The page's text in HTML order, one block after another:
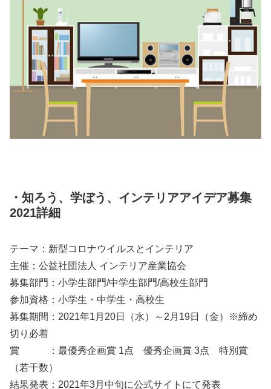
・知ろう、学ぼう、インテリアアイデア募集
2021詳細
テーマ：新型コロナウイルスとインテリア
主催：公益社団法人 インテリア産業協会
募集部門：小学生部門/中学生部門/高校生部門
参加資格：小学生・中学生・高校生
募集期間：2021年1月20日（水）～2月19日（金）※締め
切り必着
賞 ：最優秀企画賞 1点 優秀企画賞 3点 特別賞
（若干数）
結果発表：2021年3月中旬に公式サイトにて発表